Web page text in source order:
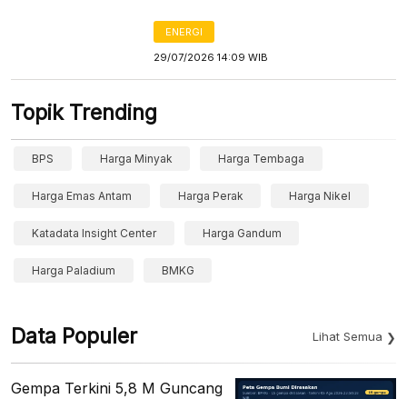
ENERGI
29/07/2026 14:09 WIB
Topik Trending
BPS Harga Minyak Harga Tembaga
Harga Emas Antam Harga Perak Harga Nikel
Katadata Insight Center Harga Gandum
Harga Paladium BMKG
Data Populer Lihat Semua
Gempa Terkini 5,8 M Guncang